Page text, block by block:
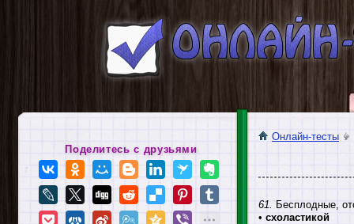
Онлайн-тесты
61.
Бесплодные,
• схоластикой
Поделитесь с друзьями